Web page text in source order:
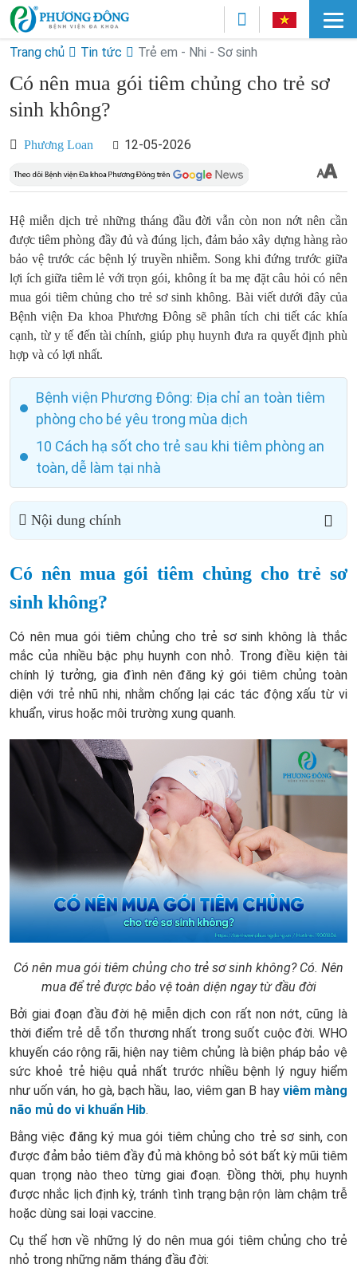
Trang chủ Tin tức Trẻ em - Nhi - Sơ sinh
Có nên mua gói tiêm chủng cho trẻ sơ
sinh không?
Phương Loan 12-05-2026
Hệ miễn dịch trẻ những tháng đầu đời vẫn còn non nớt nên cần
được tiêm phòng đầy đủ và đúng lịch, đảm bảo xây dựng hàng rào
bảo vệ trước các bệnh lý truyền nhiễm. Song khi đứng trước giữa
lợi ích giữa tiêm lẻ với trọn gói, không ít ba mẹ đặt câu hỏi có nên
mua gói tiêm chủng cho trẻ sơ sinh không. Bài viết dưới đây của
Bệnh viện Đa khoa Phương Đông sẽ phân tích chi tiết các khía
cạnh, từ y tế đến tài chính, giúp phụ huynh đưa ra quyết định phù
hợp và có lợi nhất.
Bệnh viện Phương Đông: Địa chỉ an toàn tiêm
phòng cho bé yêu trong mùa dịch
10 Cách hạ sốt cho trẻ sau khi tiêm phòng an
toàn, dễ làm tại nhà
Nội dung chính
Có nên mua gói tiêm chủng cho trẻ sơ
sinh không?
Có nên mua gói tiêm chủng cho trẻ sơ sinh không là thắc
mắc của nhiều bậc phụ huynh con nhỏ. Trong điều kiện tài
chính lý tưởng, gia đình nên đăng ký gói tiêm chủng toàn
diện với trẻ nhũ nhi, nhằm chống lại các tác động xấu từ vi
khuẩn, virus hoặc môi trường xung quanh.
Có nên mua gói tiêm chủng cho trẻ sơ sinh không? Có. Nên
mua để trẻ được bảo vệ toàn diện ngay từ đầu đời
Bởi giai đoạn đầu đời hệ miễn dịch con rất non nớt, cũng là
thời điểm trẻ dễ tổn thương nhất trong suốt cuộc đời. WHO
khuyến cáo rộng rãi, hiện nay tiêm chủng là biện pháp bảo vệ
sức khoẻ trẻ hiệu quả nhất trước nhiều bệnh lý nguy hiểm
như uốn ván, ho gà, bạch hầu, lao, viêm gan B hay viêm màng
não mủ do vi khuẩn Hib.
Bằng việc đăng ký mua gói tiêm chủng cho trẻ sơ sinh, con
được đảm bảo tiêm đầy đủ mà không bỏ sót bất kỳ mũi tiêm
quan trọng nào theo từng giai đoạn. Đồng thời, phụ huynh
được nhắc lịch định kỳ, tránh tình trạng bận rộn làm chậm trễ
hoặc dùng sai loại vaccine.
Cụ thể hơn về những lý do nên mua gói tiêm chủng cho trẻ
nhỏ trong những năm tháng đầu đời: